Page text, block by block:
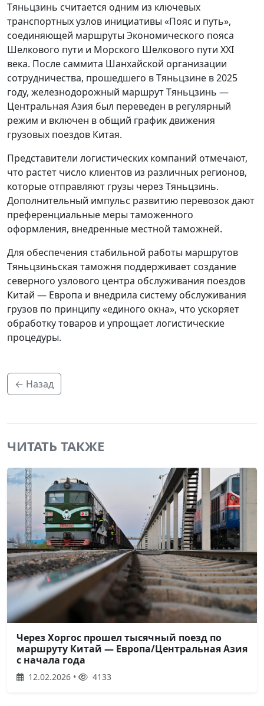
Тяньцзинь считается одним из ключевых
транспортных узлов инициативы «Пояс и путь»,
соединяющей маршруты Экономического пояса
Шелкового пути и Морского Шелкового пути XXI
века. После саммита Шанхайской организации
сотрудничества, прошедшего в Тяньцзине в 2025
году, железнодорожный маршрут Тяньцзинь —
Центральная Азия был переведен в регулярный
режим и включен в общий график движения
грузовых поездов Китая.
Представители логистических компаний отмечают,
что растет число клиентов из различных регионов,
которые отправляют грузы через Тяньцзинь.
Дополнительный импульс развитию перевозок дают
преференциальные меры таможенного
оформления, внедренные местной таможней.
Для обеспечения стабильной работы маршрутов
Тяньцзиньская таможня поддерживает создание
северного узлового центра обслуживания поездов
Китай — Европа и внедрила систему обслуживания
грузов по принципу «единого окна», что ускоряет
обработку товаров и упрощает логистические
процедуры.
← Назад
ЧИТАТЬ ТАКЖЕ
Через Хоргос прошел тысячный поезд по
маршруту Китай — Европа/Центральная Азия
с начала года
12.02.2026 • 4133